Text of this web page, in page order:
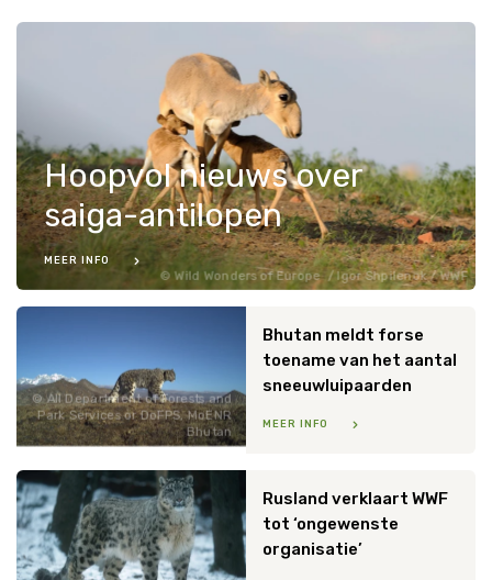
Wild Wonders of Europe / Igor Shpilenok / WWF
Hoopvol nieuws over
saiga-antilopen
MEER INFO
All Department of Forests and
Park Services or DoFPS, MoENR
Bhutan
Bhutan meldt forse
toename van het aantal
sneeuwluipaarden
MEER INFO
Rusland verklaart WWF
tot ‘ongewenste
organisatie’